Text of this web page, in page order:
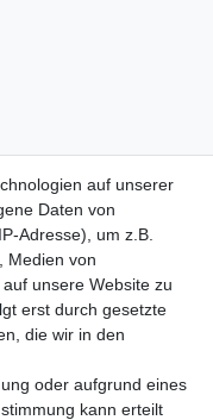
auf unserer
Daten von
Adresse), um z.B.
Medien von
unsere Website zu
erst durch gesetzte
die wir in den
oder aufgrund eines
kann erteilt